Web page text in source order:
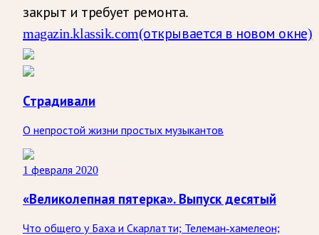
закрыт и требует ремонта.
magazin.klassik.com(открывается в новом окне)
Страдивали
О непростой жизни простых музыкантов
1 февраля 2020
«Великолепная пятерка». Выпуск десятый
Что общего у Баха и Скарлатти; Телеман-хамелеон;